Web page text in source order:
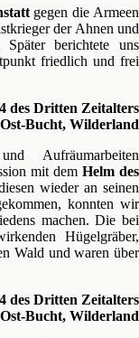
gegen die Armeen
der Ahnen und
Später berichtete uns
friedlich und frei
des Dritten Zeitalters
Bucht, Wilderland
Aufräumarbeiten
mit dem Helm des
wieder an seinen
konnten wir
machen. Die bei
Hügelgräber,
Wald und waren über
des Dritten Zeitalters
Bucht, Wilderland